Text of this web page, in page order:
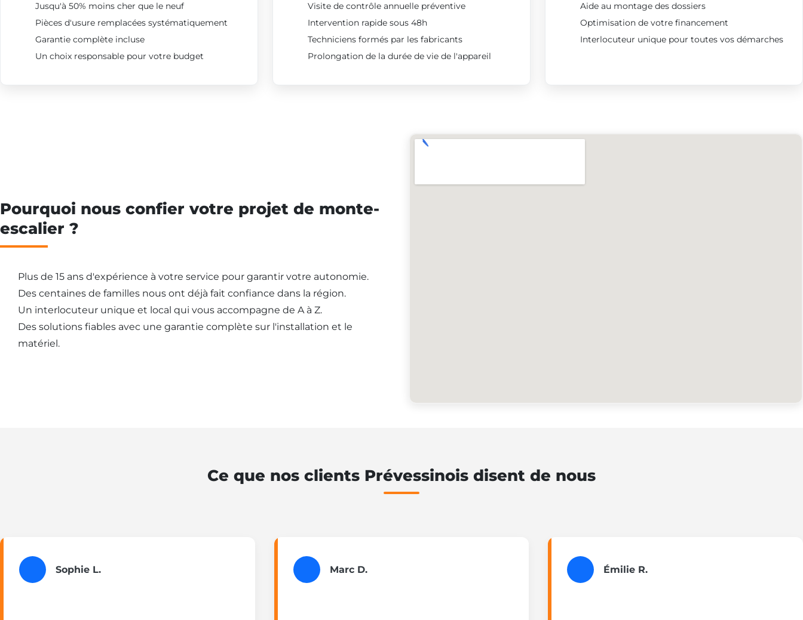
Jusqu'à 50% moins cher que le neuf
Pièces d'usure remplacées systématiquement
Garantie complète incluse
Un choix responsable pour votre budget
Visite de contrôle annuelle préventive
Intervention rapide sous 48h
Techniciens formés par les fabricants
Prolongation de la durée de vie de l'appareil
Aide au montage des dossiers
Optimisation de votre financement
Interlocuteur unique pour toutes vos démarches
Pourquoi nous confier votre projet de monte-
escalier ?
Plus de 15 ans d'expérience à votre service pour garantir votre autonomie.
Des centaines de familles nous ont déjà fait confiance dans la région.
Un interlocuteur unique et local qui vous accompagne de A à Z.
Des solutions fiables avec une garantie complète sur l'installation et le
matériel.
Ce que nos clients Prévessinois disent de nous
Sophie L. Marc D. Émilie R.